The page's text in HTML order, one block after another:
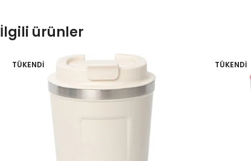
İlgili ürünler
TÜKENDI TÜKENDI